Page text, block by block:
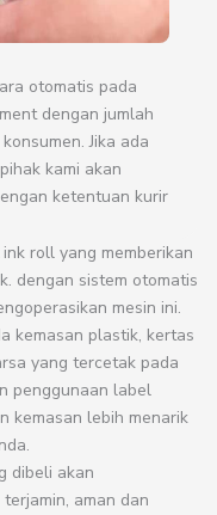
otomatis pada
dengan jumlah
Jika ada
kami akan
ketentuan kurir
roll yang memberikan
dengan sistem otomatis
mesin ini.
kemasan plastik, kertas
yang tercetak pada
penggunaan label
kemasan lebih menarik
dibeli akan
aman dan